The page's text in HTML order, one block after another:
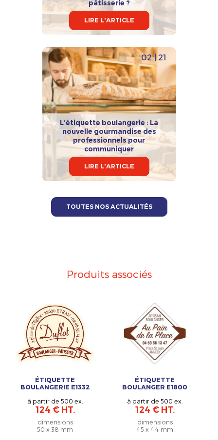
pâtisserie ?
LIRE L'ARTICLE
02 | 21
L’étiquette boulangerie : La
nouvelle gourmandise des
professionnels pour
communiquer
LIRE L'ARTICLE
TOUTES NOS ACTUALITÉS
Produits associés
ÉTIQUETTE
BOULANGERIE E1332
à partir de 500 ex.
124 € HT.
dimensions
50 x 38 mm
ÉTIQUETTE
BOULANGER E1800
à partir de 500 ex.
124 € HT.
dimensions
45 x 44 mm